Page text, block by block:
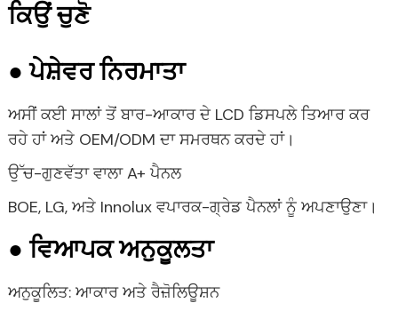
ਕਿਉਂ ਚੁਣੋ
● ਪੇਸ਼ੇਵਰ ਨਿਰਮਾਤਾ
ਅਸੀਂ ਕਈ ਸਾਲਾਂ ਤੋਂ ਬਾਰ-ਆਕਾਰ ਦੇ LCD ਡਿਸਪਲੇ ਤਿਆਰ ਕਰ
ਰਹੇ ਹਾਂ ਅਤੇ OEM/ODM ਦਾ ਸਮਰਥਨ ਕਰਦੇ ਹਾਂ।
ਉੱਚ-ਗੁਣਵੱਤਾ ਵਾਲਾ A+ ਪੈਨਲ
BOE, LG, ਅਤੇ Innolux ਵਪਾਰਕ-ਗ੍ਰੇਡ ਪੈਨਲਾਂ ਨੂੰ ਅਪਣਾਉਣਾ।
● ਵਿਆਪਕ ਅਨੁਕੂਲਤਾ
ਅਨੁਕੂਲਿਤ: ਆਕਾਰ ਅਤੇ ਰੈਜ਼ੋਲਿਊਸ਼ਨ